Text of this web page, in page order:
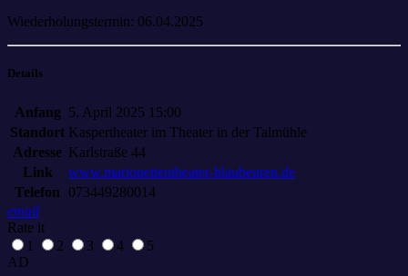
Wiederholungstermin: 06.04.2025
Details
Anfang 5. April 2025 15:00
Standort Kaspertheater im Theater in der Talmühle
Adresse Karlstraße 44
Link
www.marionettentheater-blaubeuren.de
Telefon
073449280014
email
Rate it
1
2 3 4
5
AD